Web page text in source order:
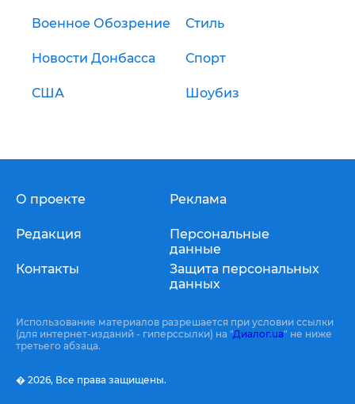
Военное Обозрение Стиль
Новости Донбасса Спорт
США Шоубиз
О проекте
Редакция
Контакты
Реклама
Персональные
данные
Защита персональных
данных
Использование материалов разрешается при условии ссылки
(для интернет-изданий - гиперссылки) на "Диалог.ua" не ниже
третьего абзаца.
� 2026, Все права защищены.